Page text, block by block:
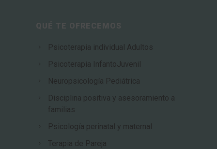
QUÉ TE OFRECEMOS
Psicoterapia individual Adultos
Psicoterapia InfantoJuvenil
Neuropsicología Pediátrica
Disciplina positiva y asesoramiento a
familias
Psicología perinatal y maternal
Terapia de Pareja